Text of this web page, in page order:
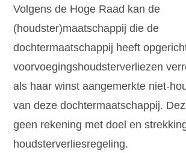
Volgens de Hoge Raad kan de
(houdster)maatschappij die de
dochtermaatschappij heeft
voorvoegingshoudsterverliezen
als haar winst aangemerkte niet-
van deze dochtermaatschappij.
geen rekening met doel en
houdsterverliesregeling.